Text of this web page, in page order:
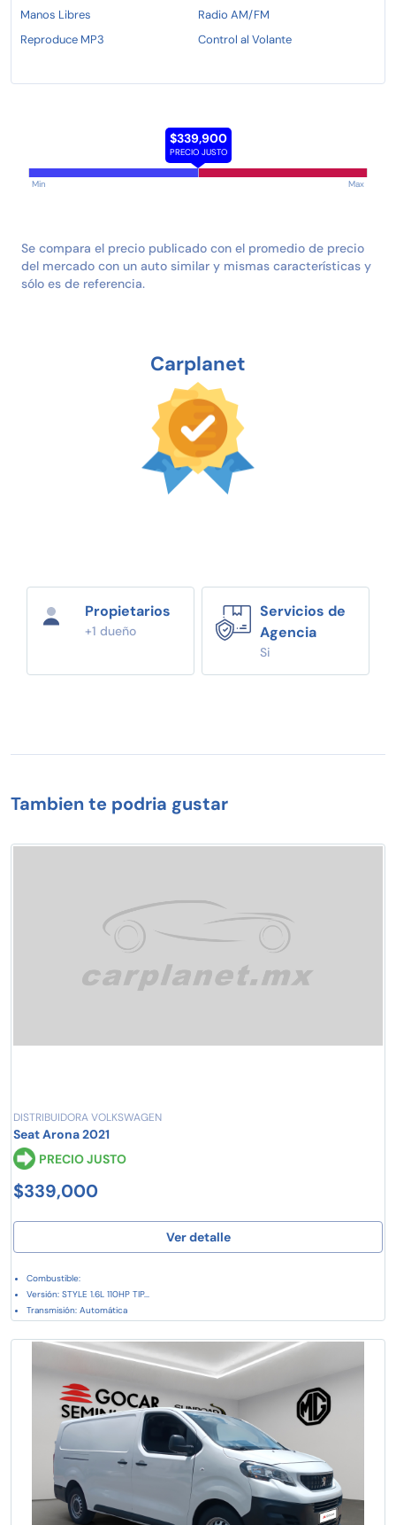
Manos Libres
Radio AM/FM
Reproduce MP3
Control al Volante
$339,900
PRECIO JUSTO
Min Max
Se compara el precio publicado con el promedio de precio
del mercado con un auto similar y mismas características y
sólo es de referencia.
Carplanet
Propietarios
+1 dueño
Servicios de
Agencia
Si
Tambien te podria gustar
DISTRIBUIDORA VOLKSWAGEN
Seat Arona 2021
PRECIO JUSTO
$339,000
Ver detalle
Combustible:
Versión: STYLE 1.6L 110HP TIP...
Transmisión: Automática